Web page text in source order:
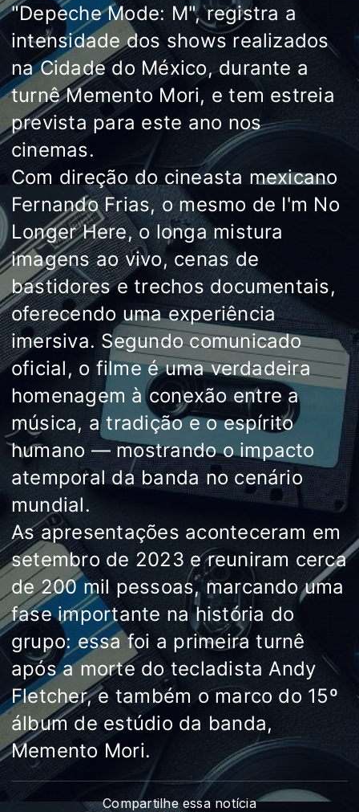
"Depeche Mode: M", registra a
intensidade dos shows realizados
na Cidade do México, durante a
turnê Memento Mori, e tem estreia
prevista para este ano nos
cinemas.
Com direção do cineasta mexicano
Fernando Frias, o mesmo de I'm No
Longer Here, o longa mistura
imagens ao vivo, cenas de
bastidores e trechos documentais,
oferecendo uma experiência
imersiva. Segundo comunicado
oficial, o filme é uma verdadeira
homenagem à conexão entre a
música, a tradição e o espírito
humano — mostrando o impacto
atemporal da banda no cenário
mundial.
As apresentações aconteceram em
setembro de 2023 e reuniram cerca
de 200 mil pessoas, marcando uma
fase importante na história do
grupo: essa foi a primeira turnê
após a morte do tecladista Andy
Fletcher, e também o marco do 15º
álbum de estúdio da banda,
Memento Mori.
Compartilhe essa notícia